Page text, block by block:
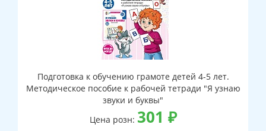
Подготовка к обучению грамоте детей 4-5 лет.
Методическое пособие к рабочей тетради "Я узнаю
звуки и буквы"
Цена розн: 301 ₽